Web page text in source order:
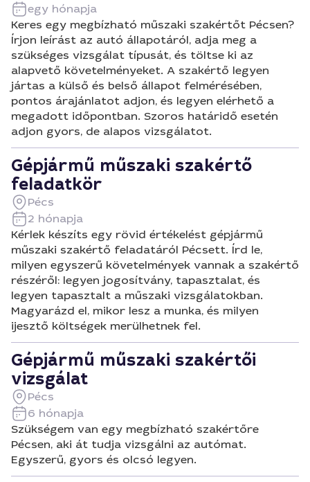
egy hónapja
Keres egy megbízható műszaki szakértőt Pécsen?
Írjon leírást az autó állapotáról, adja meg a
szükséges vizsgálat típusát, és töltse ki az
alapvető követelményeket. A szakértő legyen
jártas a külső és belső állapot felmérésében,
pontos árajánlatot adjon, és legyen elérhető a
megadott időpontban. Szoros határidő esetén
adjon gyors, de alapos vizsgálatot.
Gépjármű műszaki szakértő
feladatkör
Pécs
2 hónapja
Kérlek készíts egy rövid értékelést gépjármű
műszaki szakértő feladatáról Pécsett. Írd le,
milyen egyszerű követelmények vannak a szakértő
részéről: legyen jogosítvány, tapasztalat, és
legyen tapasztalt a műszaki vizsgálatokban.
Magyarázd el, mikor lesz a munka, és milyen
ijesztő költségek merülhetnek fel.
Gépjármű műszaki szakértői
vizsgálat
Pécs
6 hónapja
Szükségem van egy megbízható szakértőre
Pécsen, aki át tudja vizsgálni az autómat.
Egyszerű, gyors és olcsó legyen.